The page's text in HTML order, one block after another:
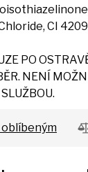
CI
PO
NENÍ